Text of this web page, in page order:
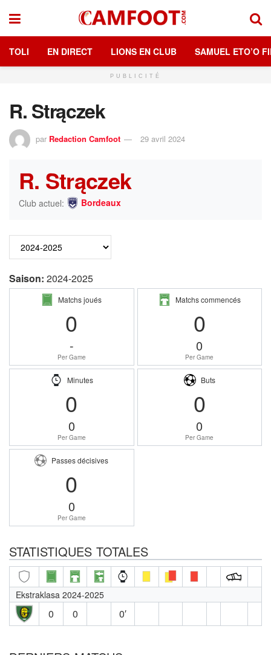
TOLI EN DIRECT LIONS EN CLUB SAMUEL ETO’O
PUBLICITÉ
R. Strączek
par Redaction Camfoot 29 avril 2024
R. Strączek
Club actuel: Bordeaux
Saison: 2024-2025
Matchs joués
0
-
Per Game
Matchs commencés
0
0
Per Game
Minutes
0
0
Per Game
Buts
0
0
Per Game
Passes décisives
0
0
Per Game
STATISTIQUES TOTALES
Ekstraklasa 2024-2025
0 0 0′